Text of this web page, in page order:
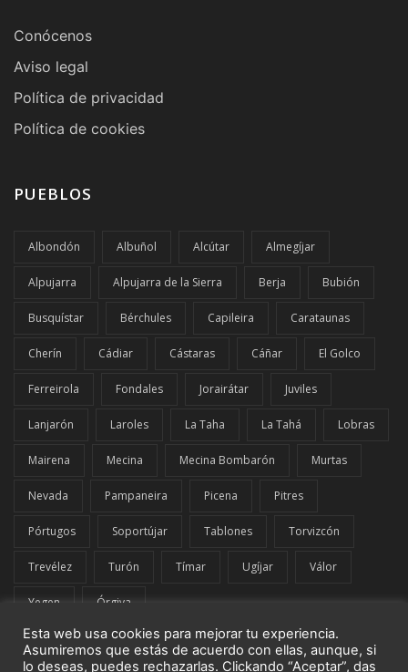
Conócenos
Aviso legal
Política de privacidad
Política de cookies
PUEBLOS
Albondón Albuñol Alcútar Almegíjar
Alpujarra Alpujarra de la Sierra Berja Bubión
Busquístar Bérchules Capileira Carataunas
Cherín Cádiar Cástaras Cáñar El Golco
Ferreirola Fondales Jorairátar Juviles
Lanjarón Laroles La Taha La Tahá Lobras
Mairena Mecina Mecina Bombarón Murtas
Nevada Pampaneira Picena Pitres
Pórtugos Soportújar Tablones Torvizcón
Trevélez Turón Tímar Ugíjar Válor
Yegen Órgiva
Esta web usa cookies para mejorar tu experiencia.
Asumiremos que estás de acuerdo con ellas, aunque, si
lo deseas, puedes rechazarlas. Clickando “Aceptar”, das